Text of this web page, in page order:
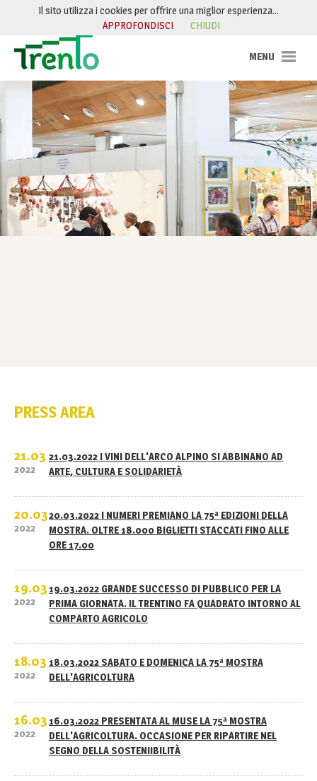
Salta al contenuto
PRESS AREA
21.03
2022
21.03.2022 I VINI DELL'ARCO ALPINO SI ABBINANO AD
ARTE, CULTURA E SOLIDARIETÀ
20.03
2022
20.03.2022 I NUMERI PREMIANO LA 75ª EDIZIONI DELLA
MOSTRA. OLTRE 18.000 BIGLIETTI STACCATI FINO ALLE
ORE 17.00
19.03
2022
19.03.2022 GRANDE SUCCESSO DI PUBBLICO PER LA
PRIMA GIORNATA. IL TRENTINO FA QUADRATO INTORNO AL
COMPARTO AGRICOLO
18.03
2022
18.03.2022 SABATO E DOMENICA LA 75ª MOSTRA
DELL'AGRICOLTURA
16.03
2022
16.03.2022 PRESENTATA AL MUSE LA 75ª MOSTRA
DELL'AGRICOLTURA. OCCASIONE PER RIPARTIRE NEL
SEGNO DELLA SOSTENIIBILITÀ
Il sito utilizza i cookies per offrire una miglior esperienza…
APPROFONDISCI
CHIUDI